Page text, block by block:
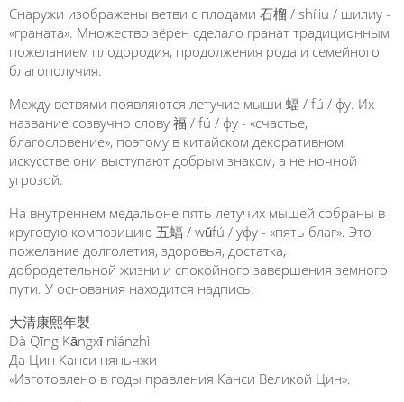
Снаружи изображены ветви с плодами 石榴 / shíliu / шилиу -
«граната». Множество зёрен сделало гранат традиционным
пожеланием плодородия, продолжения рода и семейного
благополучия.
Между ветвями появляются летучие мыши 蝠 / fú / фу. Их
название созвучно слову 福 / fú / фу - «счастье,
благословение», поэтому в китайском декоративном
искусстве они выступают добрым знаком, а не ночной
угрозой.
На внутреннем медальоне пять летучих мышей собраны в
круговую композицию 五蝠 / wǔfú / уфу - «пять благ». Это
пожелание долголетия, здоровья, достатка,
добродетельной жизни и спокойного завершения земного
пути. У основания находится надпись:
大清康熙年製
Dà Qīng Kāngxī niánzhì
Да Цин Канси няньчжи
«Изготовлено в годы правления Канси Великой Цин».